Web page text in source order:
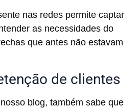
nas redes permite captar
as necessidades do
que antes não estavam
de clientes
blog, também sabe que